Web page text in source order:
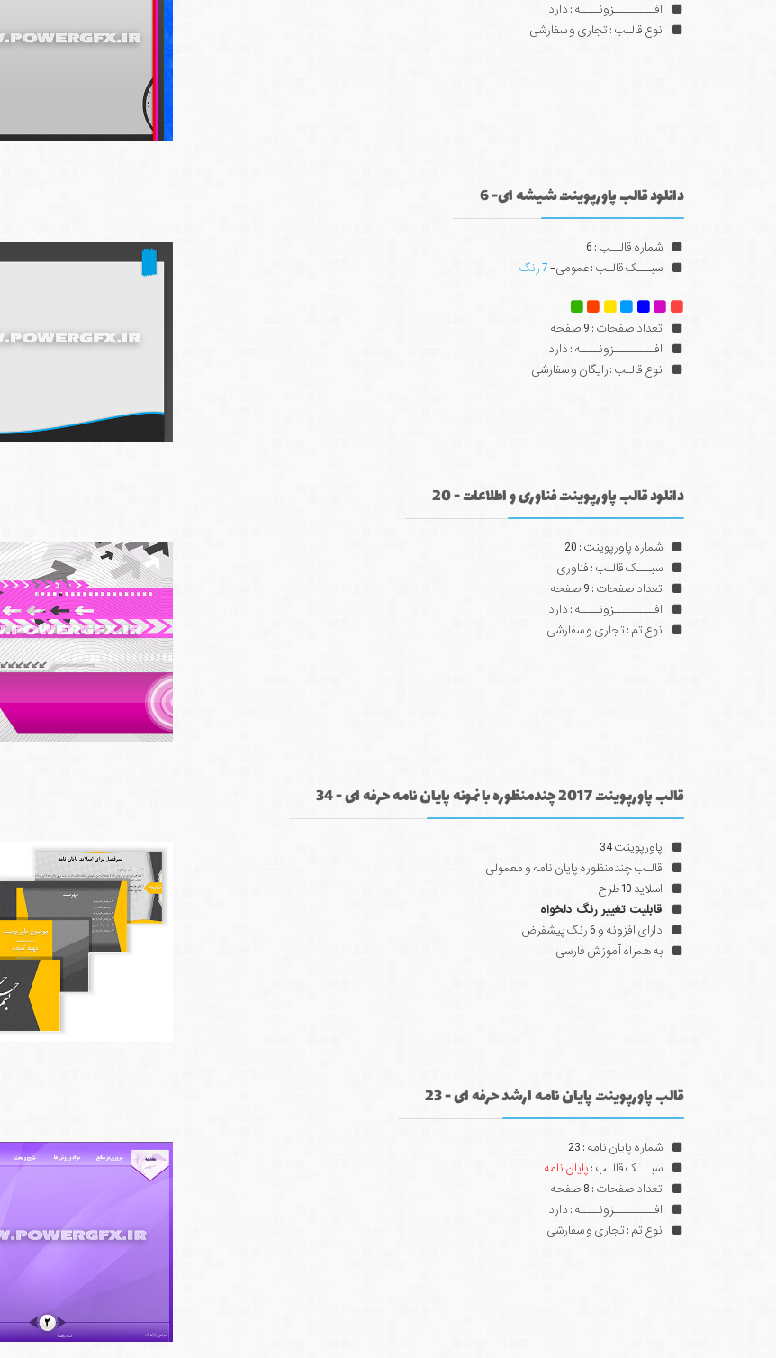
افـــــــــزونــــه : دارد
نوع قالـب : تجاری و سفارشی
دانلود قالب پاورپوینت شیشه ای- 6
شماره قالــب : 6
سبـــک قالـب : عمومی-7 رنگ
تعداد صفحات : 9 صفحه
افـــــــــزونــــه : دارد
نوع قالـب : رایگان و سفارشی
دانلود قالب پاورپوینت فناوری و اطلاعات - 20
شماره پاورپوینت : 20
سبـــک قالـب : فناوری
تعداد صفحات : 9 صفحه
افـــــــــزونــــه : دارد
نوع تم : تجاری و سفارشی
قالب پاورپوینت 2017 چندمنظوره با نمونه پایان نامه حرفه ای - 34
پاورپوینت 34
قالـب چندمنظوره پایان نامه و معمولی
اسلاید 10 طرح
قابلیت تغییر رنگ دلخواه
دارای افزونه و 6 رنگ پیشفرض
به همراه آموزش فارسی
قالب پاورپوینت پایان نامه ارشد حرفه ای - 23
شماره پایان نامه : 23
سبـــک قالـب : پایان نامه
تعداد صفحات : 8 صفحه
افـــــــــزونــــه : دارد
نوع تم : تجاری و سفارشی